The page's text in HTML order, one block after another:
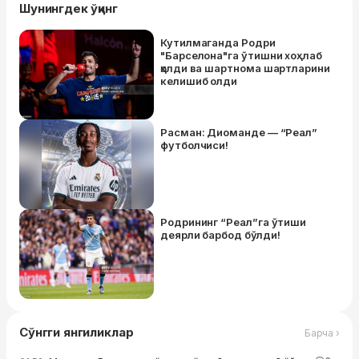
Шунингдек ўқинг
Кутилмаганда Родри
"Барселона"га ўтишни хоҳлаб
қолди ва шартнома шартларини
келишиб олди
Расман: Диоманде — “Реал”
футболчиси!
Родрининг “Реал”га ўтиши
деярли барбод бўлди!
Сўнгги янгиликлар Барча ›